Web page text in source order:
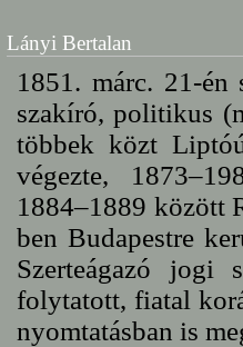
Lányi Bertalan
1851. márc. 21-
szakíró, politikus
többek közt
végezte,
1884–1889 között
ben Budapestre
Szerteágazó jogi
folytatott, fiatal
nyomtatásban is